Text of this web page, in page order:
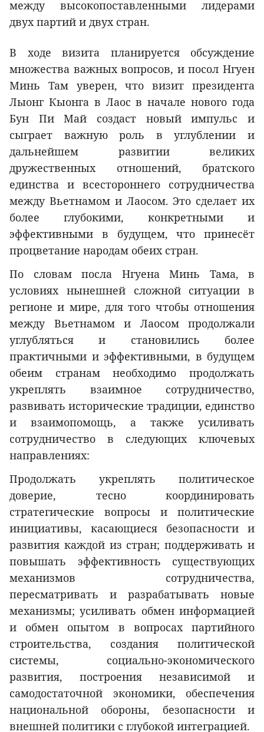
между высокопоставленными лидерами
двух партий и двух стран.
В ходе визита планируется обсуждение
множества важных вопросов, и посол Нгуен
Минь Там уверен, что визит президента
Лыонг Кыонга в Лаос в начале нового года
Бун Пи Май создаст новый импульс и
сыграет важную роль в углублении и
дальнейшем развитии великих
дружественных отношений, братского
единства и всестороннего сотрудничества
между Вьетнамом и Лаосом. Это сделает их
более глубокими, конкретными и
эффективными в будущем, что принесёт
процветание народам обеих стран.
По словам посла Нгуена Минь Тама, в
условиях нынешней сложной ситуации в
регионе и мире, для того чтобы отношения
между Вьетнамом и Лаосом продолжали
углубляться и становились более
практичными и эффективными, в будущем
обеим странам необходимо продолжать
укреплять взаимное сотрудничество,
развивать исторические традиции, единство
и взаимопомощь, а также усиливать
сотрудничество в следующих ключевых
направлениях:
Продолжать укреплять политическое
доверие, тесно координировать
стратегические вопросы и политические
инициативы, касающиеся безопасности и
развития каждой из стран; поддерживать и
повышать эффективность существующих
механизмов сотрудничества,
пересматривать и разрабатывать новые
механизмы; усиливать обмен информацией
и обмен опытом в вопросах партийного
строительства, создания политической
системы, социально-экономического
развития, построения независимой и
самодостаточной экономики, обеспечения
национальной обороны, безопасности и
внешней политики с глубокой интеграцией.